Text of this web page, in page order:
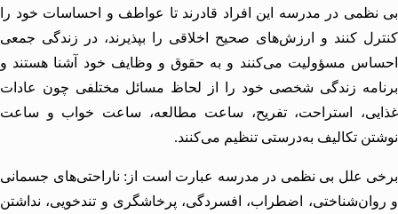
در مدرسه این افراد قادرند تاعواطفو ا حساساتخود را
كنند و ارزش‌های صحیح اخلاقی را بپذیرند، در زندگی جمعی
مسؤولیت می‌كنند و به حقوق و وظایف خود آشنا هستند و
زندگی شخصی خود را از لحاظ مسائل مختلفی چون عادات
استراحت، تفریح، ساعت مطالعه، ساعت خواب و ساعت
تكالیف به‌درستی تنظیم می‌كنند.
علل بی نظمی در مدرسه عبارت است از: ناراحتی‌های جسمانی
اضطراب، افسردگی،پرخاشگریو تندخویی، نداشتن